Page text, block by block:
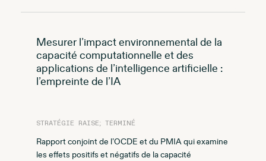
Mesurer l’impact environnemental de la
capacité computationnelle et des
applications de l’intelligence artificielle :
l’empreinte de l’IA
STRATÉGIE RAISE; TERMINÉ
Rapport conjoint de l’OCDE et du PMIA qui examine
les effets positifs et négatifs de la capacité